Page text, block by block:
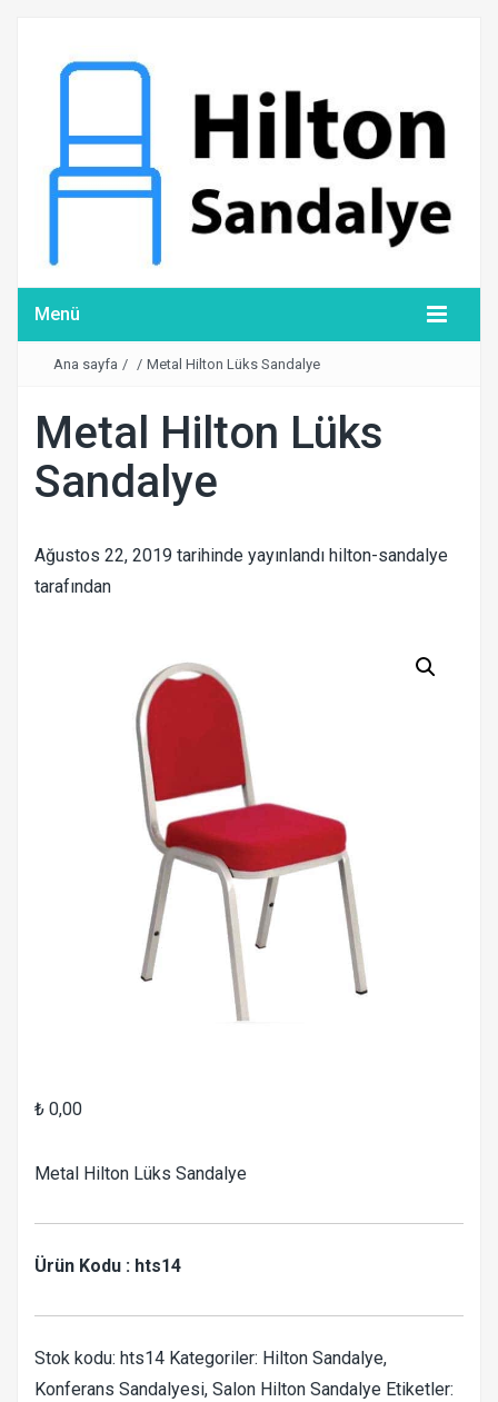
Menü
Ana sayfa / / Metal Hilton Lüks Sandalye
Metal Hilton Lüks
Sandalye
Ağustos 22, 2019 tarihinde yayınlandı hilton-sandalye
tarafından
₺ 0,00
Metal Hilton Lüks Sandalye
Ürün Kodu : hts14
Stok kodu: hts14 Kategoriler: Hilton Sandalye,
Konferans Sandalyesi, Salon Hilton Sandalye Etiketler: